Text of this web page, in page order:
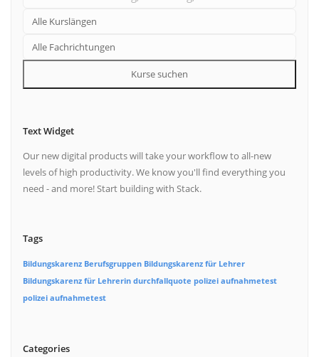
Kurse suchen
Text Widget
Our new digital products will take your workflow to all-new
levels of high productivity. We know you'll find everything you
need - and more! Start building with Stack.
Tags
Bildungskarenz Berufsgruppen Bildungskarenz für Lehrer
Bildungskarenz für Lehrerin durchfallquote polizei aufnahmetest
polizei aufnahmetest
Categories